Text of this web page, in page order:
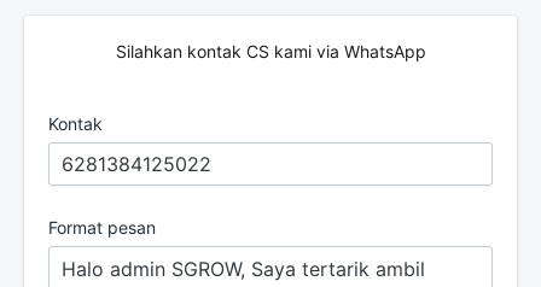
Silahkan kontak CS kami via WhatsApp
Kontak
Format pesan